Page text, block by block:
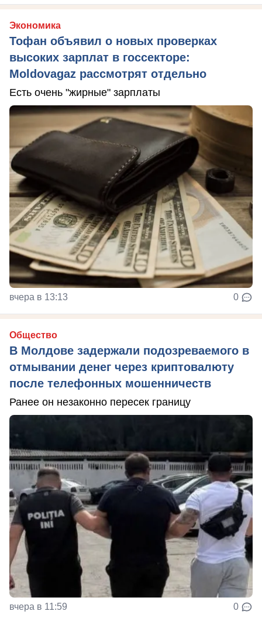
Экономика
Тофан объявил о новых проверках
высоких зарплат в госсекторе:
Moldovagaz рассмотрят отдельно
Есть очень "жирные" зарплаты
вчера в 13:13 0
Общество
В Молдове задержали подозреваемого в
отмывании денег через криптовалюту
после телефонных мошенничеств
Ранее он незаконно пересек границу
вчера в 11:59 0